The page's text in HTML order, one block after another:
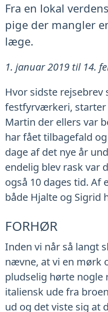
Fra en lokal
pige der mangler
læge.
1. januar 2019 til 14.
Hvor sidste rejsebrev
festfyrværkeri, starter
Martin der ellers var
har fået tilbagefald
dage af det nye år
endelig blev rask var
også 10 dages tid. Af
både Hjalte og Sigrid
FORHØR
Inden vi når så langt
nævne, at vi en mørk
pludselig hørte nogle
italiensk ude fra
ud og det viste sig at